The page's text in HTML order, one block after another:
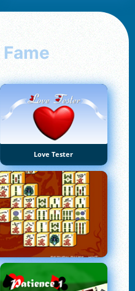
Fame
Love Tester